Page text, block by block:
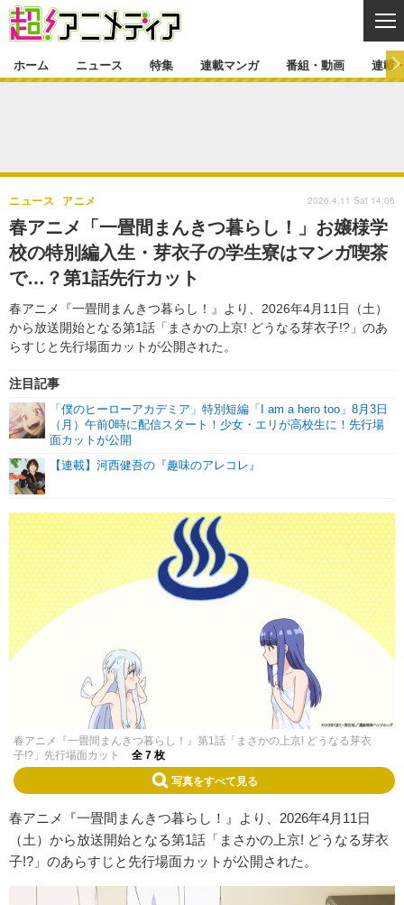
ゲーム・アプリ マンガ
グッズ イベント
声優
舞台 新帝スタ
特集一覧 カバー
ラキりす
連載マンガ
連載マンガ一覧
番組・動画
番組・動画一覧 ラジオ
動画
連載・ブログ
連載・ブログ一覧
編集部ブログ・お知らせ
ホーム ニュース 特集 連載マンガ 番組・動画 連載
春アニメ「一畳間まんきつ暮らし！」お嬢様学
校の特別編入生・芽衣子の学生寮はマンガ喫茶
で…？第1話先行カット
春アニメ『一畳間まんきつ暮らし！』より、2026年4月11日（土）
から放送開始となる第1話「まさかの上京! どうなる芽衣子!?」のあ
らすじと先行場面カットが公開された。
ニュース アニメ
注目記事
「僕のヒーローアカデミア」特別短編「I am a hero too」8月3日
（月）午前0時に配信スタート！少女・エリが高校生に！先行場
面カットが公開
【連載】河西健吾の『趣味のアレコレ』
2026.4.11 Sat 14:06
春アニメ『一畳間まんきつ暮らし！』第1話「まさかの上京! どうなる芽衣
子!?」先行場面カット
全 7 枚
写真をすべて見る
春アニメ『一畳間まんきつ暮らし！』より、2026年4月11日
（土）から放送開始となる第1話「まさかの上京! どうなる芽衣
子!?」のあらすじと先行場面カットが公開された。